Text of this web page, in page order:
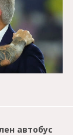
автобус